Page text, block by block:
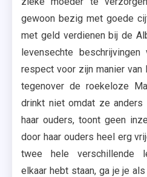
gewoon bezig met goede
met geld verdienen bij de
levensechte
respect voor zijn manier
tegenover de roekeloze
drinkt niet omdat ze
haar ouders, toont geen
door haar ouders heel erg
twee hele verschillende
elkaar hebt staan, ga je je